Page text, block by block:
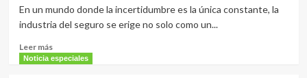
Internacional
Seguros
En un mundo donde la incertidumbre es la única constante, la
industria del seguro se erige no solo como un...
Leer másLeer
más
Noticia especiales